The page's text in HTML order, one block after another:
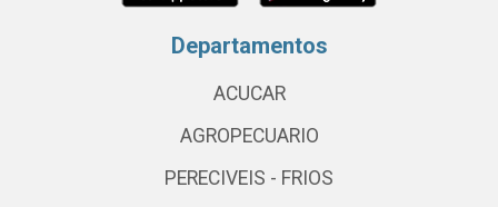
Departamentos
ACUCAR
AGROPECUARIO
PERECIVEIS - FRIOS